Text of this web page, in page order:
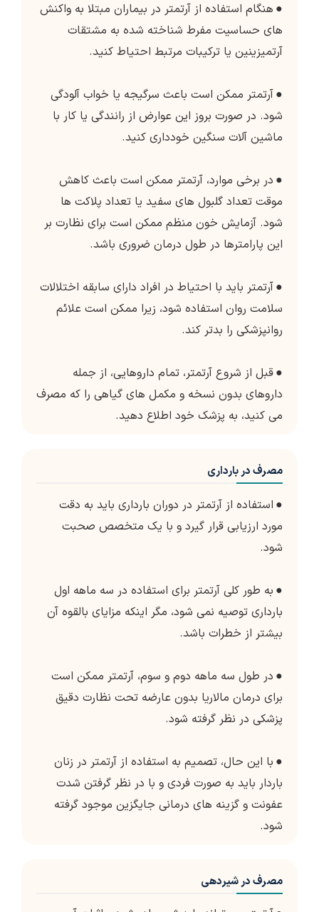
● هنگام استفاده از آرتمتر در بیماران مبتلا به واکنش
های حساسیت مفرط شناخته شده به مشتقات
آرتمیزینین یا ترکیبات مرتبط احتیاط کنید.
●آرتمتر ممکن است باعث سرگیجه یا خواب آلودگی
شود. در صورت بروز این عوارض از رانندگی یا کار با
ماشین آلات سنگین خودداری کنید.
● در برخی موارد، آرتمتر ممکن است باعث کاهش
موقت تعداد گلبول های سفید یا تعداد پلاکت ها
شود. آزمایش خون منظم ممکن است برای نظارت بر
این پارامترها در طول درمان ضروری باشد.
●آرتمتر باید با احتیاط در افراد دارای سابقه اختلالات
سلامت روان استفاده شود، زیرا ممکن است علائم
روانپزشکی را بدتر کند.
●قبل از شروع آرتمتر، تمام داروهایی، از جمله
داروهای بدون نسخه و مکمل های گیاهی را که مصرف
می کنید، به پزشک خود اطلاع دهید.
مصرف در بارداری
● استفاده از آرتمتر در دوران بارداری باید به دقت
مورد ارزیابی قرار گیرد و با یک متخصص صحبت
شود.
● به طور کلی آرتمتر برای استفاده در سه ماهه اول
بارداری توصیه نمی شود، مگر اینکه مزایای بالقوه آن
بیشتر از خطرات باشد.
● در طول سه ماهه دوم و سوم، آرتمتر ممکن است
برای درمان مالاریا بدون عارضه تحت نظارت دقیق
پزشکی در نظر گرفته شود.
● با این حال، تصمیم به استفاده از آرتمتر در زنان
باردار باید به صورت فردی و با در نظر گرفتن شدت
عفونت و گزینه های درمانی جایگزین موجود گرفته
شود.
مصرف در شیردهی